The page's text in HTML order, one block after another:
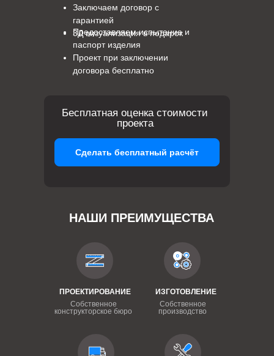
Предоставляем испытание и
паспорт изделия
Проект при заключении
договора бесплатно
Заключаем договор с
гарантией
3Д визуализация в подарок
НАШИ ПРЕИМУЩЕСТВА
ПРОЕКТИРОВАНИЕ
Собственное
конструкторское бюро
ИЗГОТОВЛЕНИЕ
Собственное
производство
Бесплатная оценка стоимости
проекта
Сделать бесплатный расчёт